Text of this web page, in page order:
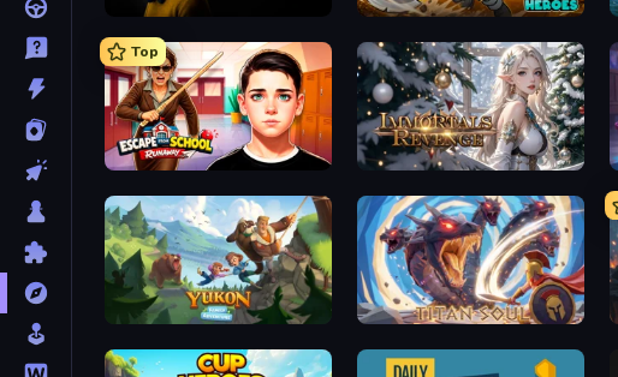
The Cat in Yellow Rumble Heroes
Top
Escape from School: Runaway Immortals Revenge
Yukon: Family Adventure Titan Soul: Action RPG